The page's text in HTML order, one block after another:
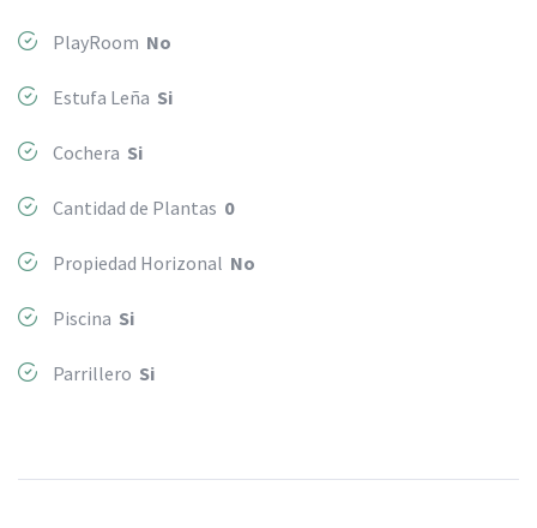
PlayRoom No
Estufa Leña Si
Cochera Si
Cantidad de Plantas 0
Propiedad Horizonal No
Piscina Si
Parrillero Si